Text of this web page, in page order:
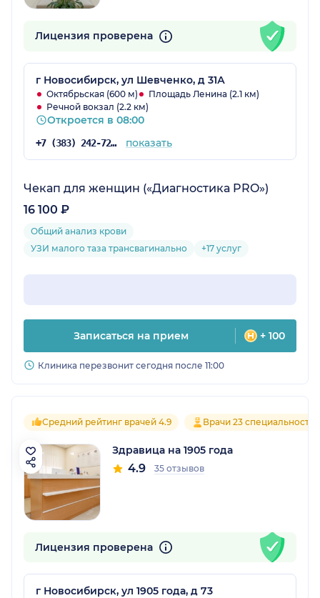
Лицензия проверена
г Новосибирск, ул Шевченко, д 31А
Октябрьская (600 м)
Площадь Ленина (2.1 км)
Речной вокзал (2.2 км)
Откроется в 08:00
+7 (383) 242-72-53 показать
Чекап для женщин («Диагностика PRO»)
16 100 ₽
Общий анализ крови
УЗИ малого таза трансвагинально
+17 услуг
Записаться на прием + 100
Клиника перезвонит сегодня после 11:00
Средний рейтинг врачей 4.9 Врачи 23 специальностей
Здравица на 1905 года
4.9 35 отзывов
Лицензия проверена
г Новосибирск, ул 1905 года, д 73